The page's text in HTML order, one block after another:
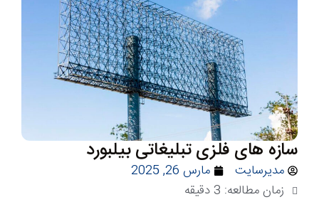
سازه های فلزی تبلیغاتی بیلبورد
مدیرسایت
مارس 26, 2025
زمان مطالعه: 3دقیقه